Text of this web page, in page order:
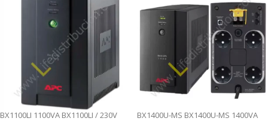
BX1100LI 1100VA BX1100LI / 230V
BX1400U-MS BX1400U-MS 1400VA